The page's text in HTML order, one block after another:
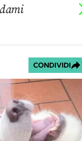
CONDIVIDI